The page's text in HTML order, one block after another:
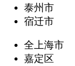
泰州市
宿迁市
全上海市
嘉定区